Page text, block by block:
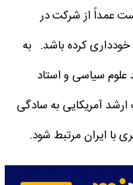
عمداً از شرکت در
خودداری کرده باشد. به
علوم سیاسی و استاد
ارشد آمریکایی به سادگی
با ایران مرتبط شود.